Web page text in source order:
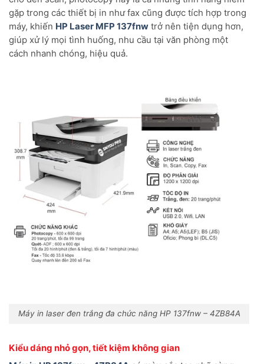
gặp trong các thiết bị in như fax cũng được tích hợp trong
máy, khiến HP Laser MFP 137fnw trở nên tiện dụng hơn,
giúp xử lý mọi tình huống, nhu cầu tại văn phòng một
cách nhanh chóng, hiệu quả.
Máy in laser đen trắng đa chức năng HP 137fnw – 4ZB84A
Kiểu dáng nhỏ gọn, tiết kiệm không gian